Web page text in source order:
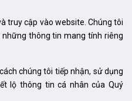
truy cập vào website. Chúng tôi
thông tin mang tính riêng
chúng tôi tiếp nhận, sử dụng
lộ thông tin cá nhân của Quý